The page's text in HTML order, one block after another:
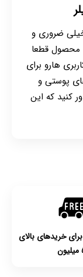
ضروری و
محصول قطعا
هارو برای
پوستی و
کنید که این
خریدهای بالای